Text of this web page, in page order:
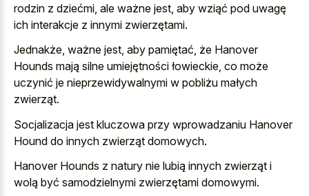
rodzin z dziećmi, ale ważne jest, aby wziąć pod uwagę
ich interakcje z innymi zwierzętami.
Jednakże, ważne jest, aby pamiętać, że Hanover
Hounds mają silne umiejętności łowieckie, co może
uczynić je nieprzewidywalnymi w pobliżu małych
zwierząt.
Socjalizacja jest kluczowa przy wprowadzaniu Hanover
Hound do innych zwierząt domowych.
Hanover Hounds z natury nie lubią innych zwierząt i
wolą być samodzielnymi zwierzętami domowymi.